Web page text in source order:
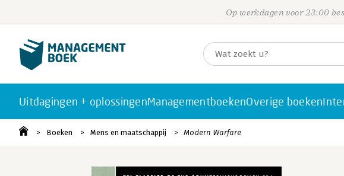
Op werkdagen voor 23:00
Uitdagingen + oplossingenManagementboekenOverige boeken
Boeken Mens en maatschappij Modern Warfare